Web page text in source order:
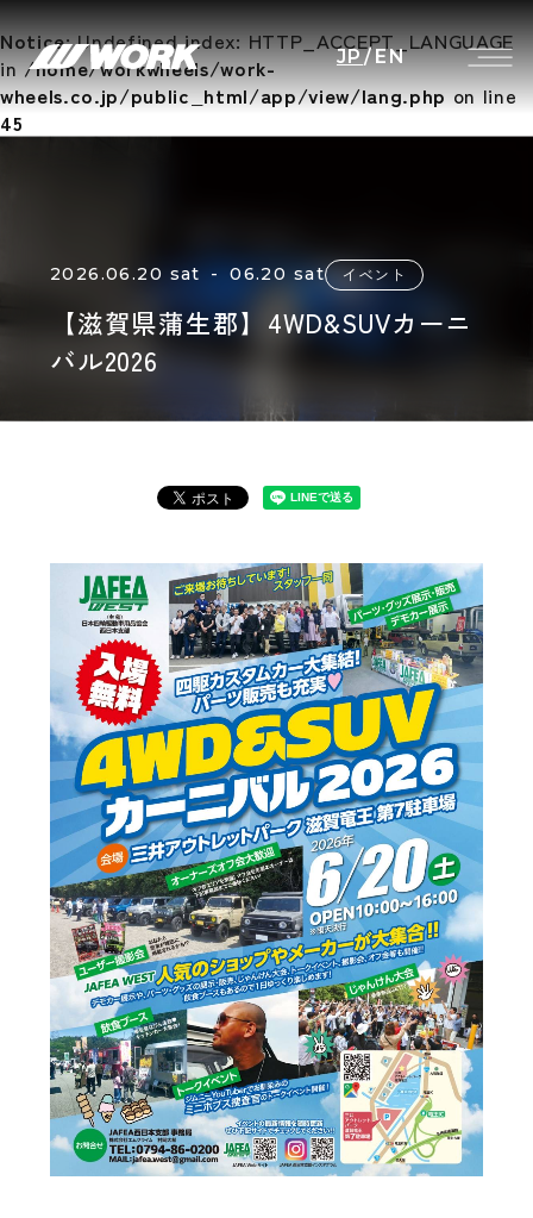
Notice: Undefined index: HTTP_ACCEPT_LANGUAGE
in/home/workwheels/work-
wheels.co.jp/public_html/app/view/lang.phpon line
45
JP/EN
2026.06.20 sat - 06.20 sat イベント
【滋賀県蒲生郡】4WD&SUVカーニ
バル2026